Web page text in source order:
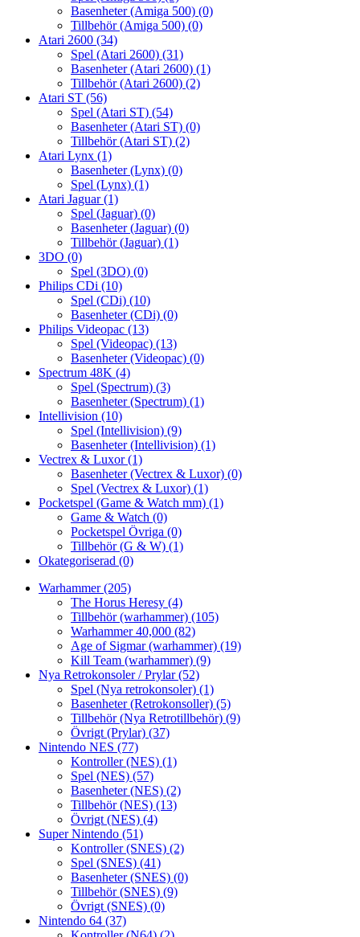
Basenheter (Amiga 500) (0)
Tillbehör (Amiga 500) (0)
Atari 2600 (34)
Spel (Atari 2600) (31)
Basenheter (Atari 2600) (1)
Tillbehör (Atari 2600) (2)
Atari ST (56)
Spel (Atari ST) (54)
Basenheter (Atari ST) (0)
Tillbehör (Atari ST) (2)
Atari Lynx (1)
Basenheter (Lynx) (0)
Spel (Lynx) (1)
Atari Jaguar(1)
Spel (Jaguar) (0)
Basenheter (Jaguar) (0)
Tillbehör (Jaguar) (1)
3DO (0)
Spel (3DO) (0)
Philips CDi (10)
Spel (CDi) (10)
Basenheter (CDi) (0)
Philips Videopac (13)
Spel (Videopac) (13)
Basenheter (Videopac) (0)
Spectrum 48K (4)
Spel (Spectrum) (3)
Basenheter (Spectrum) (1)
Intellivision (10)
Spel (Intellivision) (9)
Basenheter (Intellivision) (1)
Vectrex & Luxor(1)
Basenheter (Vectrex & Luxor) (0)
Spel (Vectrex & Luxor) (1)
Pocketspel (Game & Watch mm) (1)
Game & Watch (0)
Pocketspel Övriga (0)
Tillbehör (G & W) (1)
Okategoriserad (0)
Warhammer(205)
The Horus Heresy (4)
Tillbehör (warhammer) (105)
Warhammer 40,000 (82)
Age of Sigmar (warhammer) (19)
Kill Team (warhammer) (9)
Nya Retrokonsoler / Prylar(52)
Spel (Nya retrokonsoler) (1)
Basenheter (Retrokonsoller) (5)
Tillbehör (Nya Retrotillbehör) (9)
Övrigt (Prylar) (37)
Nintendo NES (77)
Kontroller (NES) (1)
Spel (NES) (57)
Basenheter (NES) (2)
Tillbehör (NES) (13)
Övrigt (NES) (4)
Super Nintendo (51)
Kontroller (SNES) (2)
Spel (SNES) (41)
Basenheter (SNES) (0)
Tillbehör (SNES) (9)
Övrigt (SNES) (0)
Nintendo 64 (37)